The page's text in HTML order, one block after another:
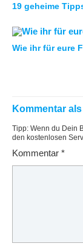
19 geheime
Wie ihr für eure
Kommentar
Tipp: Wenn du Dein
den kostenlosen
Kommentar *